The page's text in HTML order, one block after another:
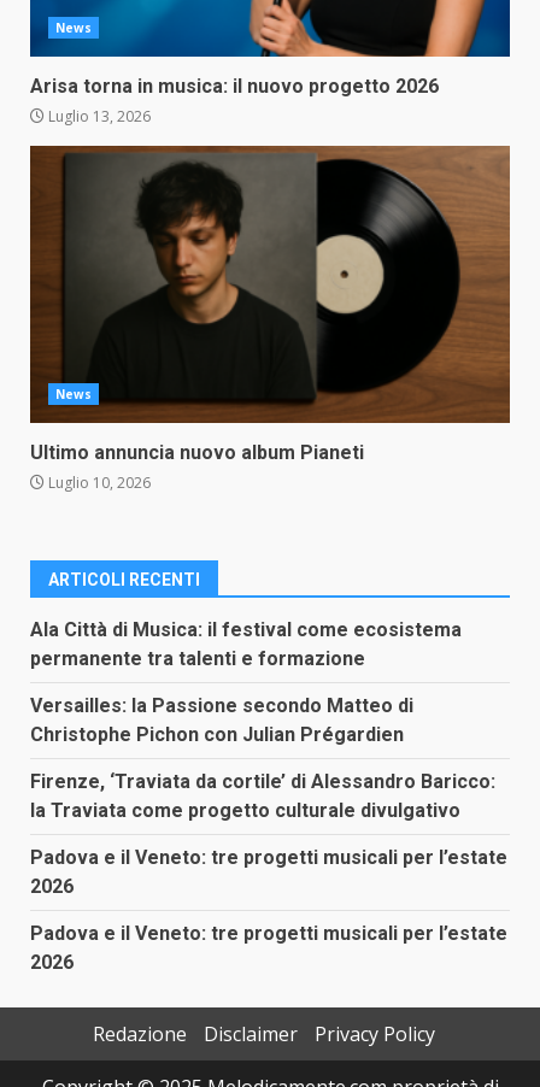
News
Arisa torna in musica: il nuovo progetto 2026
Luglio 13, 2026
News
Ultimo annuncia nuovo album Pianeti
Luglio 10, 2026
ARTICOLI RECENTI
Ala Città di Musica: il festival come ecosistema
permanente tra talenti e formazione
Versailles: la Passione secondo Matteo di
Christophe Pichon con Julian Prégardien
Firenze, ‘Traviata da cortile’ di Alessandro Baricco:
la Traviata come progetto culturale divulgativo
Padova e il Veneto: tre progetti musicali per l’estate
2026
Padova e il Veneto: tre progetti musicali per l’estate
2026
Redazione Disclaimer
Privacy Policy